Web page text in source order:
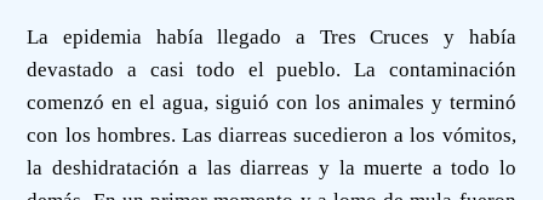
La epidemia había llegado a Tres Cruces y había
devastado a casi todo el pueblo. La contaminación
comenzó en el agua, siguió con los animales y terminó
con los hombres. Las diarreas sucedieron a los vómitos,
la deshidratación a las diarreas y la muerte a todo lo